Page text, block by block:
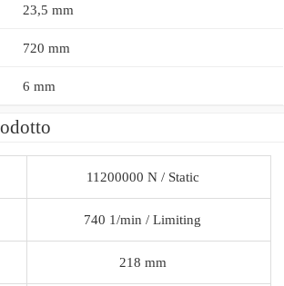
23,5 mm
720 mm
6 mm
11200000 N / Static
740 1/min / Limiting
218 mm